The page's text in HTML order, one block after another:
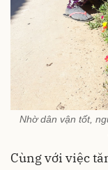
Nhờ dân vận tốt,
Cùng với việc